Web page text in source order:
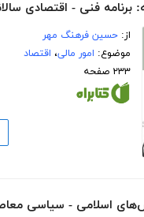
برنامه فنی - اقتصادی
از:حسین فرهنگ مهر
موضوع: امور مالی، اقتصاد
۲۳۳ صفحه
اسلامی - سیاسی